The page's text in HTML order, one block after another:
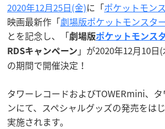
2020年12月25日(金)に「ポケットモン
映画最新作「劇場版ポケットモンスタ
とを記念し、「劇場版ポケットモンス
RDSキャンペーン 」が2020年12月10日
の期間で開催決定！
タワーレコードおよびTOWERmini、
ンにて、スペシャルグッズの発売をは
実施されます。